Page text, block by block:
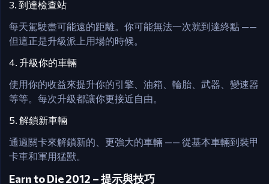
3. 到達檢查站
每天駕駛盡可能遠的距離。你可能無法一次就到達終點 ——
但這正是升級派上用場的時候。
4. 升級你的車輛
使用你的收益來提升你的引擎、油箱、輪胎、武器、變速器
等等。每次升級都讓你更接近自由。
5. 解鎖新車輛
通過關卡來解鎖新的、更強大的車輛 —— 從基本車輛到裝甲
卡車和軍用猛獸。
Earn to Die 2012 – 提示與技巧